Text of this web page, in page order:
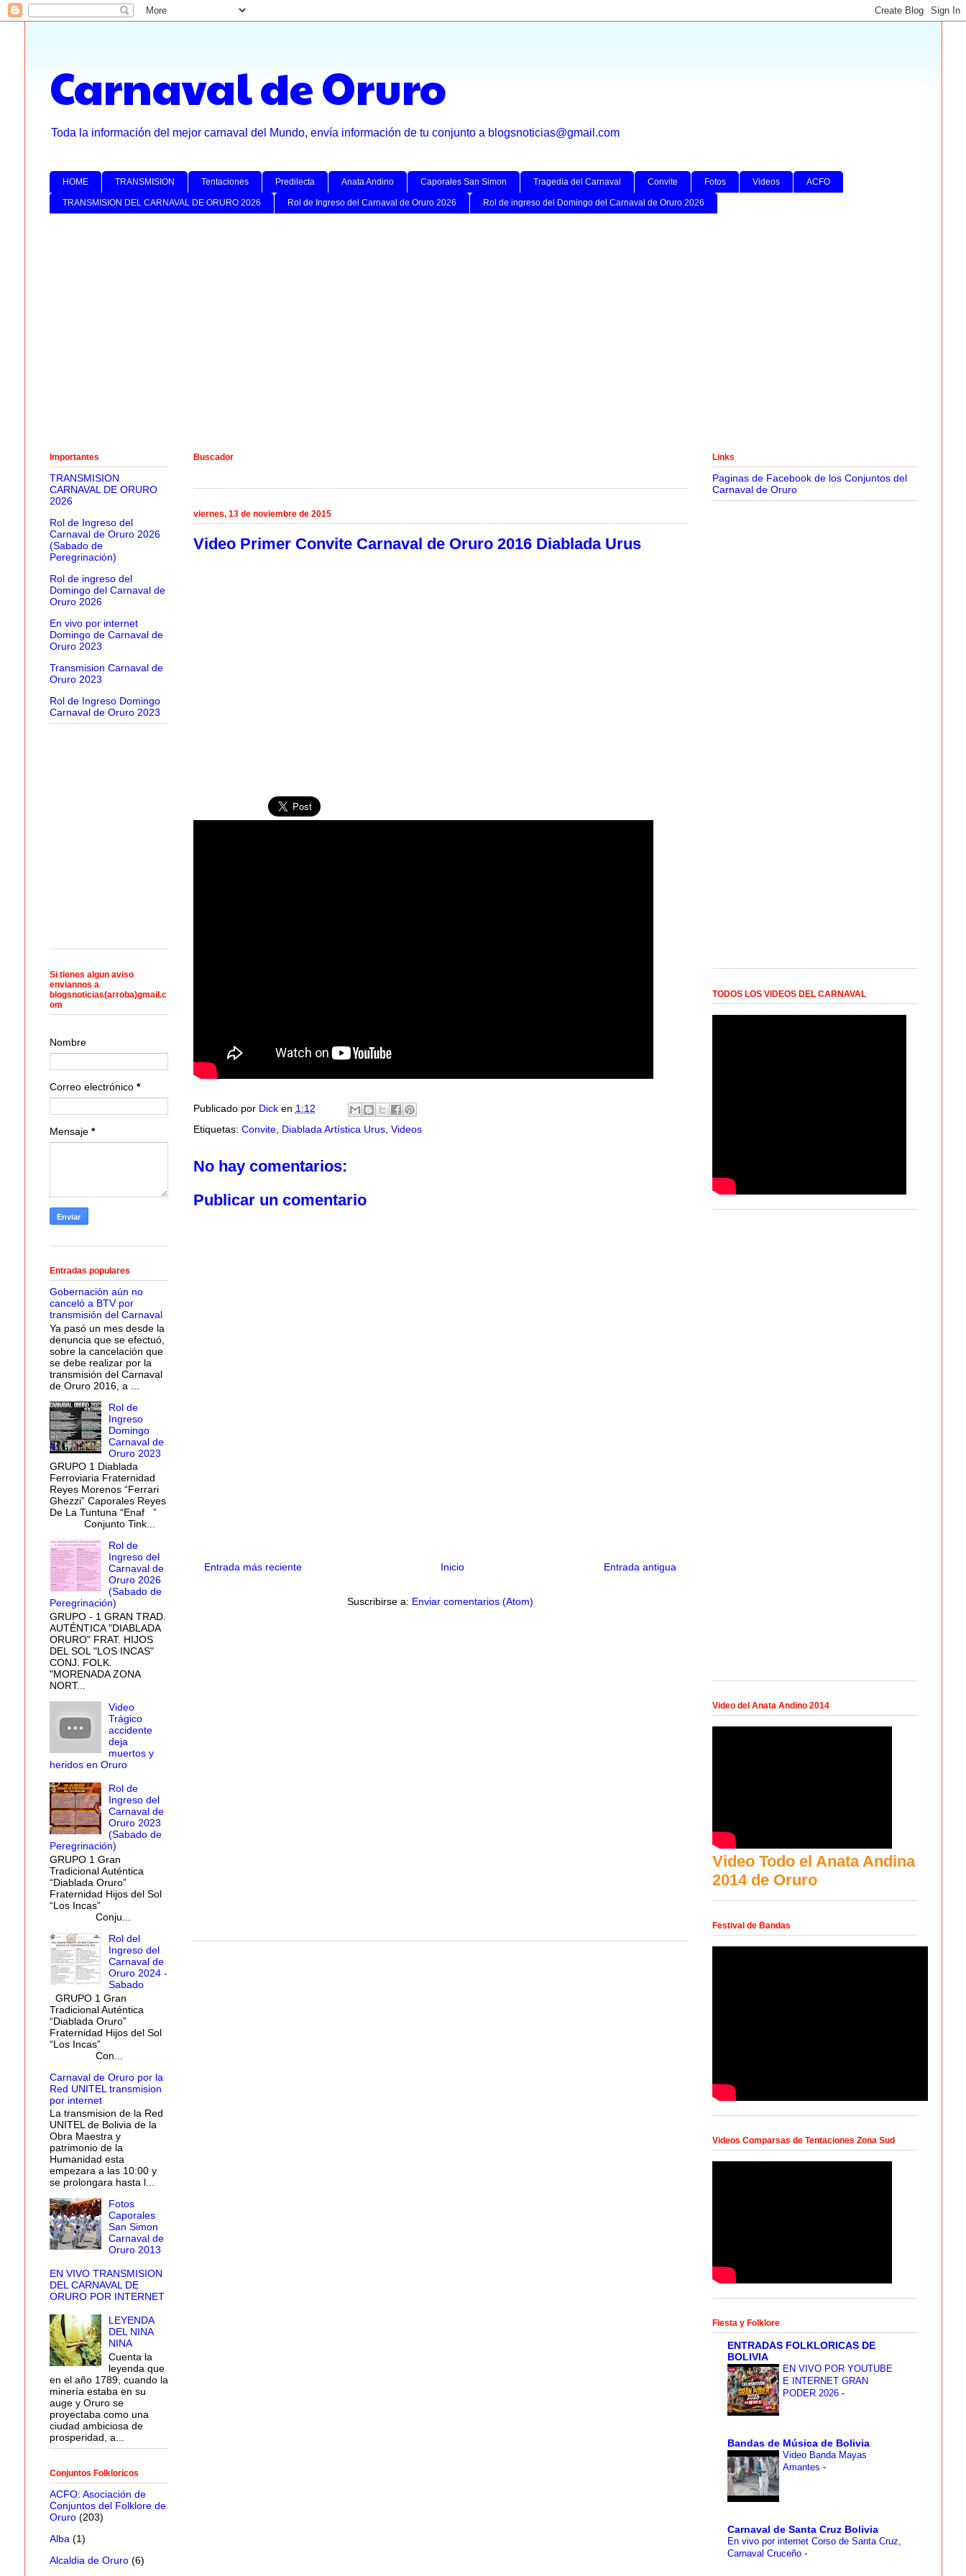
Carnaval de Oruro
Toda la información del mejor carnaval del Mundo, envía información de tu conjunto a blogsnoticias@gmail.com
HOME TRANSMISION Tentaciones Predilecta Anata Andino Caporales San Simon Tragedia del Carnaval Convite Fotos Videos ACFO
TRANSMISION DEL CARNAVAL DE ORURO 2026 Rol de Ingreso del Carnaval de Oruro 2026 Rol de ingreso del Domingo del Carnaval de Oruro 2026
Buscador
viernes, 13 de noviembre de 2015
Video Primer Convite Carnaval de Oruro 2016 Diablada Urus
Publicado por Dick en 1:12
Etiquetas: Convite, Diablada Artística Urus, Videos
No hay comentarios:
Publicar un comentario
Entrada más reciente Entrada antigua
Inicio
Suscribirse a: Enviar comentarios (Atom)
Importantes
TRANSMISION
CARNAVAL DE ORURO
2026
Rol de Ingreso del
Carnaval de Oruro 2026
(Sabado de
Peregrinación)
Rol de ingreso del
Domingo del Carnaval de
Oruro 2026
En vivo por internet
Domingo de Carnaval de
Oruro 2023
Transmision Carnaval de
Oruro 2023
Rol de Ingreso Domingo
Carnaval de Oruro 2023
Si tienes algun aviso
enviannos a
blogsnoticias(arroba)gmail.c
om
Nombre
Correo electrónico *
Mensaje *
Entradas populares
Gobernación aún no
canceló a BTV por
transmisión del Carnaval
Ya pasó un mes desde la
denuncia que se efectuó,
sobre la cancelación que
se debe realizar por la
transmisión del Carnaval
de Oruro 2016, a ...
Rol de
Ingreso
Domingo
Carnaval de
Oruro 2023
GRUPO 1 Diablada
Ferroviaria Fraternidad
Reyes Morenos “Ferrari
Ghezzi” Caporales Reyes
De La Tuntuna “Enaf ”
Conjunto Tink...
Rol de
Ingreso del
Carnaval de
Oruro 2026
(Sabado de
Peregrinación)
GRUPO - 1 GRAN TRAD.
AUTÉNTICA "DIABLADA
ORURO" FRAT. HIJOS
DEL SOL "LOS INCAS"
CONJ. FOLK.
"MORENADA ZONA
NORT...
Video
Trágico
accidente
deja
muertos y
heridos en Oruro
Rol de
Ingreso del
Carnaval de
Oruro 2023
(Sabado de
Peregrinación)
GRUPO 1 Gran
Tradicional Auténtica
“Diablada Oruro”
Fraternidad Hijos del Sol
“Los Incas”
Conju...
Rol del
Ingreso del
Carnaval de
Oruro 2024 -
Sabado
GRUPO 1 Gran
Tradicional Auténtica
“Diablada Oruro”
Fraternidad Hijos del Sol
“Los Incas”
Con...
Carnaval de Oruro por la
Red UNITEL transmision
por internet
La transmision de la Red
UNITEL de Bolivia de la
Obra Maestra y
patrimonio de la
Humanidad esta
empezara a las 10:00 y
se prolongara hasta l...
Fotos
Caporales
San Simon
Carnaval de
Oruro 2013
EN VIVO TRANSMISION
DEL CARNAVAL DE
ORURO POR INTERNET
LEYENDA
DEL NINA
NINA
Cuenta la
leyenda que
en el año 1789, cuando la
minería estaba en su
auge y Oruro se
proyectaba como una
ciudad ambiciosa de
prosperidad, a...
Conjuntos Folkloricos
ACFO: Asociación de
Conjuntos del Folklore de
Oruro (203)
Alba (1)
Alcaldia de Oruro (6)
Links
Paginas de Facebook de los Conjuntos del
Carnaval de Oruro
TODOS LOS VIDEOS DEL CARNAVAL
Video del Anata Andino 2014
Video Todo el Anata Andina
2014 de Oruro
Festival de Bandas
Videos Comparsas de Tentaciones Zona Sud
Fiesta y Folklore
ENTRADAS FOLKLORICAS DE
BOLIVIA
EN VIVO POR YOUTUBE
E INTERNET GRAN
PODER 2026 -
Bandas de Música de Bolivia
Video Banda Mayas
Amantes -
Carnaval de Santa Cruz Bolivia
En vivo por internet Corso de Santa Cruz,
Carnaval Cruceño -